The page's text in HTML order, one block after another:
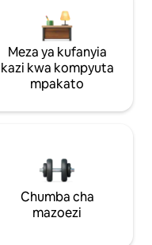
Meza ya kufanyia
kazi kwa kompyuta
mpakato
Chumba cha
mazoezi